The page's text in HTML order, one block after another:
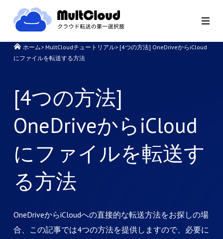
ホーム> MultCloudチュートリアル> [4つの方法] OneDriveからiCloud
にファイルを転送する方法
[4つの方法]
OneDriveからiCloud
にファイルを転送す
る方法
OneDriveからiCloudへの直接的な転送方法をお探しの場
合、この記事では4つの方法を提供しますので、必要に